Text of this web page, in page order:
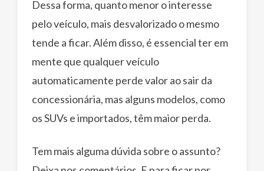
Dessa forma, quanto menor o interesse
pelo veículo, mais desvalorizado o mesmo
tende a ficar. Além disso, é essencial ter em
mente que qualquer veículo
automaticamente perde valor ao sair da
concessionária, mas alguns modelos, como
os SUVs e importados, têm maior perda.
Tem mais alguma dúvida sobre o assunto?